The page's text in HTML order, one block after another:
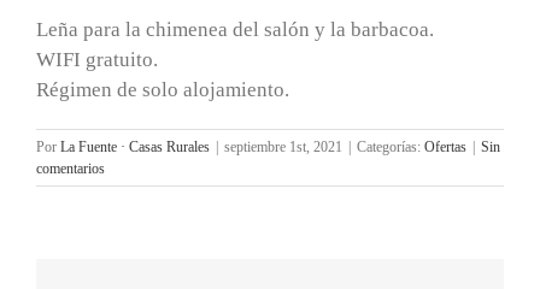
Leña para la chimenea del salón y la barbacoa.
WIFI gratuito.
Régimen de solo alojamiento.
Por La Fuente · Casas Rurales septiembre 1st, 2021 Categorías: Ofertas
Sin
comentarios